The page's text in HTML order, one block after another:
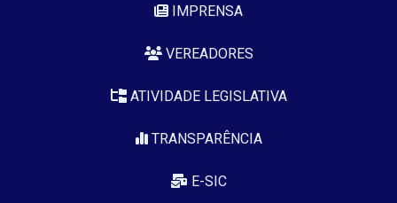
IMPRENSA
VEREADORES
ATIVIDADE LEGISLATIVA
TRANSPARÊNCIA
E-SIC